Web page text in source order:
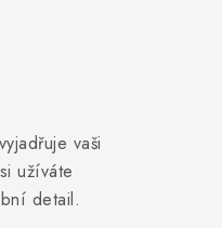
vaši
užíváte
detail.